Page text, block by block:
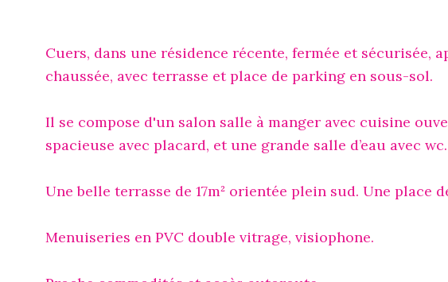
Cuers, dans une résidence récente, fermée et sécurisée,
chaussée, avec terrasse et place de parking en sous-sol.
Il se compose d'un salon salle à manger avec cuisine
spacieuse avec placard, et une grande salle d’eau avec wc.
Une belle terrasse de 17m² orientée plein sud. Une place
Menuiseries en PVC double vitrage, visiophone.